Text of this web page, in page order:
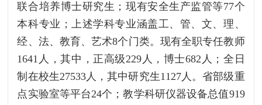
联合培养博士研究生；现有安全生产监管等77个
本科专业；上述学科专业涵盖工、管、文、理、
经、法、教育、艺术8个门类。现有全职专任教师
1641人，其中，正高级229人，博士682人；全日
制在校生27533人，其中研究生1127人。省部级重
点实验室等平台24个；教学科研仪器设备总值919